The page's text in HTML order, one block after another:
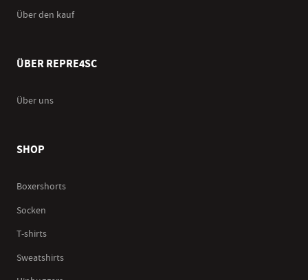
Über den kauf
ÜBER REPRE4SC
Über uns
SHOP
Boxershorts
Socken
T-shirts
Sweatshirts